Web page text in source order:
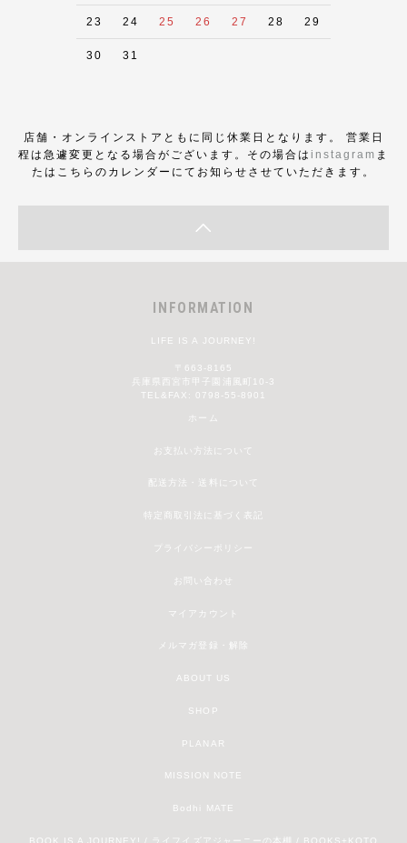
23 24 25 26 27 28 29
30 31
店舗・オンラインストアともに同じ休業日となります。 営業日
程は急遽変更となる場合がございます。その場合は instagram ま
たはこちらのカレンダーにてお知らせさせていただきます。
INFORMATION
LIFE IS A JOURNEY!
〒663-8165
兵庫県西宮市甲子園浦風町10-3
TEL&FAX: 0798-55-8901
ホーム
お支払い方法について
配送方法・送料について
特定商取引法に基づく表記
プライバシーポリシー
お問い合わせ
マイアカウント
メルマガ登録・解除
ABOUT US
SHOP
PLANAR
MISSION NOTE
Bodhi MATE
BOOK IS A JOURNEY! / ライフイズアジャーニーの本棚 / BOOKS+KOTO